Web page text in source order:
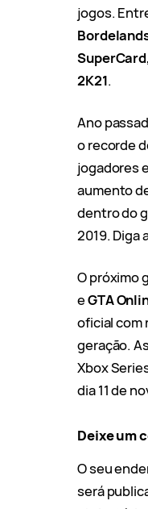
jogos.
SuperCard,
2K21.
Ano
o recorde
jogadores
aumento
dentro do
2019. Diga
O próximo
eGTA
oficial com
geração.
Xbox
dia 11 de
Deixe um
O seu
será